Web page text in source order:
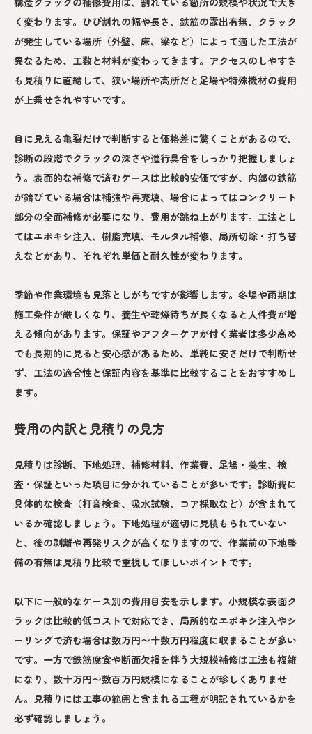
く変わります。ひび割れの幅や長さ、鉄筋の露出有無、クラック
が発生している場所（外壁、床、梁など）によって適した工法が
異なるため、工数と材料が変わってきます。アクセスのしやすさ
も見積りに直結して、狭い場所や高所だと足場や特殊機材の費用
が上乗せされやすいです。
目に見える亀裂だけで判断すると価格差に驚くことがあるので、
診断の段階でクラックの深さや進行具合をしっかり把握しましょ
う。表面的な補修で済むケースは比較的安価ですが、内部の鉄筋
が錆びている場合は補強や再充填、場合によってはコンクリート
部分の全面補修が必要になり、費用が跳ね上がります。工法とし
てはエポキシ注入、樹脂充填、モルタル補修、局所切除・打ち替
えなどがあり、それぞれ単価と耐久性が変わります。
季節や作業環境も見落としがちですが影響します。冬場や雨期は
施工条件が厳しくなり、養生や乾燥待ちが長くなると人件費が増
える傾向があります。保証やアフターケアが付く業者は多少高め
でも長期的に見ると安心感があるため、単純に安さだけで判断せ
ず、工法の適合性と保証内容を基準に比較することをおすすめし
ます。
費用の内訳と見積りの見方
見積りは診断、下地処理、補修材料、作業費、足場・養生、検
査・保証といった項目に分かれていることが多いです。診断費に
具体的な検査（打音検査、吸水試験、コア採取など）が含まれて
いるか確認しましょう。下地処理が適切に見積もられていない
と、後の剥離や再発リスクが高くなりますので、作業前の下地整
備の有無は見積り比較で重視してほしいポイントです。
以下に一般的なケース別の費用目安を示します。小規模な表面ク
ラックは比較的低コストで対応でき、局所的なエポキシ注入やシ
ーリングで済む場合は数万円〜十数万円程度に収まることが多い
です。一方で鉄筋腐食や断面欠損を伴う大規模補修は工法も複雑
になり、数十万円〜数百万円規模になることが珍しくありませ
ん。見積りには工事の範囲と含まれる工程が明記されているかを
必ず確認しましょう。